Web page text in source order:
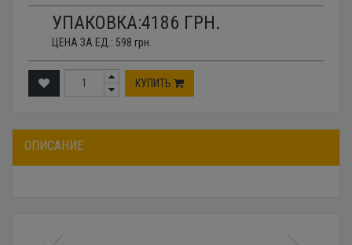
УПАКОВКА:4186 ГРН.
ЦЕНА ЗА ЕД.: 598 грн.
КУПИТЬ
ОПИСАНИЕ